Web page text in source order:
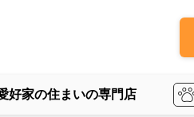
好家の住まいの専門店